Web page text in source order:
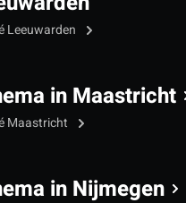
Leeuwarden
in Maastricht
Maastricht
in Nijmegen